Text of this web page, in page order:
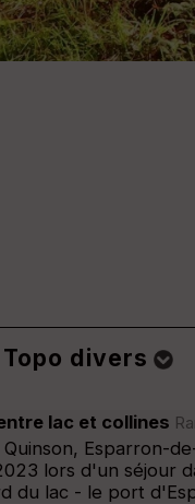
divers
lac et collines
Esparron-
lors d'un séjour
du lac - le port